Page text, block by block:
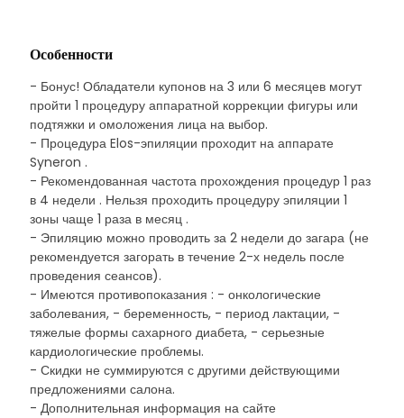
Особенности
- Бонус! Обладатели купонов на 3 или 6 месяцев могут
пройти 1 процедуру аппаратной коррекции фигуры или
подтяжки и омоложения лица на выбор.
- Процедура Elos-эпиляции проходит на аппарате
Syneron .
- Рекомендованная частота прохождения процедур 1 раз
в 4 недели . Нельзя проходить процедуру эпиляции 1
зоны чаще 1 раза в месяц .
- Эпиляцию можно проводить за 2 недели до загара (не
рекомендуется загорать в течение 2-х недель после
проведения сеансов).
- Имеются противопоказания : - онкологические
заболевания, - беременность, - период лактации, -
тяжелые формы сахарного диабета, - серьезные
кардиологические проблемы.
- Скидки не суммируются с другими действующими
предложениями салона.
- Дополнительная информация на сайте